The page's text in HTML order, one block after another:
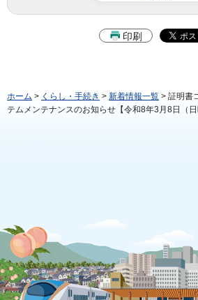
印刷
ホーム > くらし・手続き > 新着情報一覧 > 証明書
テムメンテナンスのお知らせ【令和8年3月8日（日